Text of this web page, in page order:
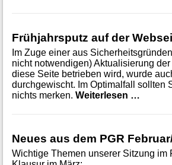
Frühjahrsputz auf der
Im Zuge einer aus
nicht notwendigen) Aktualisierung
diese Seite betrieben wird, wurde
durchgewischt. Im Optimalfall sollten
nichts merken. Weiterlesen …
Neues aus dem PGR
Wichtige Themen unserer Sitzung im